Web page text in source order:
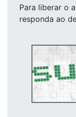
Para liberar o
responda ao